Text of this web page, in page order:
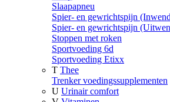
Slaapapneu
Spier- en gewrichtspijn
Spier- en gewrichtspijn
Stoppen met roken
Sportvoeding 6d
Sportvoeding Etixx
T Thee
Trenker voedingssupplementen
U Urinair comfort